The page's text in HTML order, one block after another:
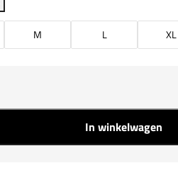
M L XL
In winkelwagen